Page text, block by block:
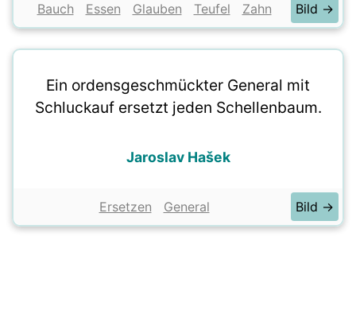
Bauch Essen Glauben Teufel Zahn Bild →
Ein ordensgeschmückter General mit
Schluckauf ersetzt jeden Schellenbaum.
Jaroslav Hašek
Ersetzen General Bild →